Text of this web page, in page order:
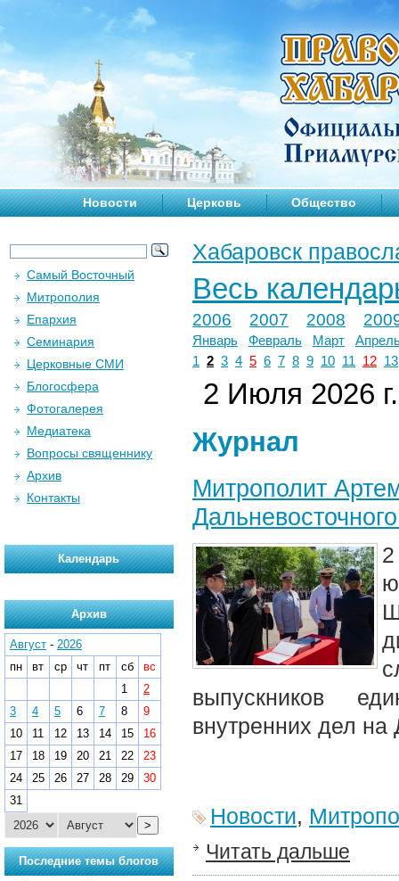
Новости Церковь Общество
Хабаровск
Весь
2006 2007 2008
Январь Февраль Март
1 2 3 4 5 6 7 8 9 10 11 12 13
2 Июля 2026 г.
Журнал
Митрополит
выпускников
внутренних дел
Новости,
Читать дальше
Самый Восточный
Митрополия
Епархия
Семинария
Церковные СМИ
Блогосфера
Фотогалерея
Медиатека
Вопросы священнику
Архив
Контакты
Календарь
Архив
Август - 2026
пн
вт ср чт пт сб
вс
1
2
3
4 5 6 7 8
9
10
11 12 13 14 15
16
17
18 19 20 21 22
23
24
25 26 27 28 29
30
31
>
Последние темы блогов